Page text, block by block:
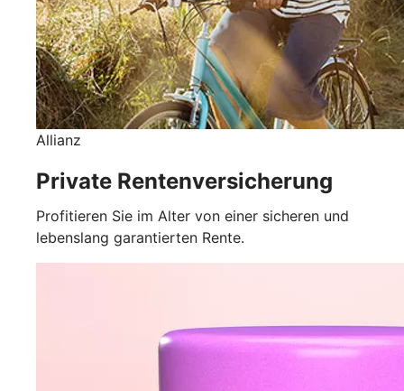
Allianz
Private Rentenversicherung
Profitieren Sie im Alter von einer sicheren und
lebenslang garantierten Rente.